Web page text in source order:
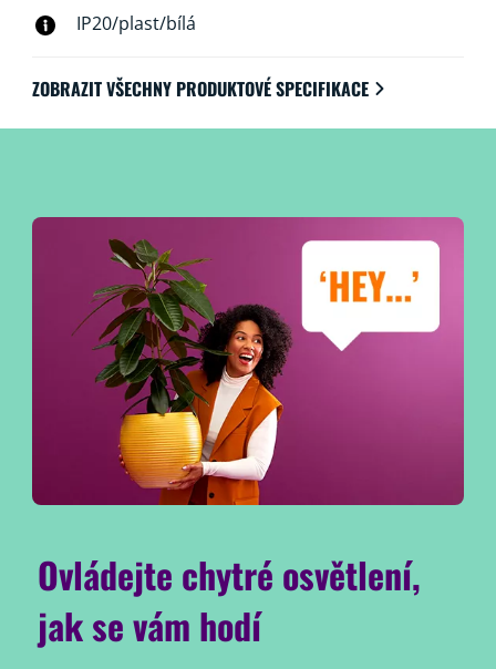
IP20/plast/bílá
ZOBRAZIT VŠECHNY PRODUKTOVÉ SPECIFIKACE
Ovládejte chytré osvětlení,
jak se vám hodí